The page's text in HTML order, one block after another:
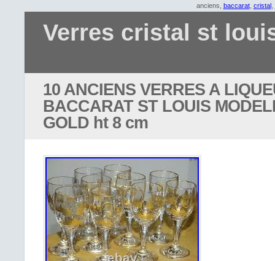
anciens, baccarat, cristal,
Verres cristal st
10 ANCIENS VERRES A
BACCARAT ST LOUIS
GOLD ht 8 cm